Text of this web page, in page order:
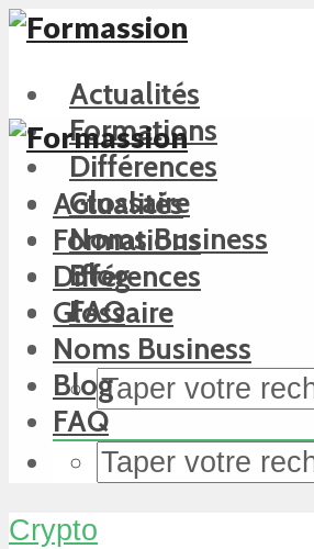
Actualités
Formations
Différences
Glossaire
Noms Business
Blog
FAQ
Actualités
Formations
Différences
Glossaire
Noms Business
Blog
FAQ
Crypto